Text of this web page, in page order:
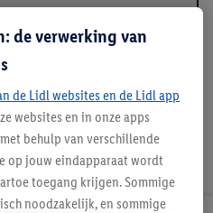
de verwerking van
de Lidl websites en de Lidl app
websites en in onze apps
behulp van verschillende
op jouw eindapparaat wordt
toegang krijgen. Sommige
noodzakelijk, en sommige